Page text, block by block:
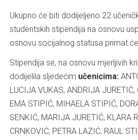
Ukupno će biti dodijeljeno 22
studentskih stipendija na osnovu
osnovu socijalnog statusa primat
Stipendija se, na osnovu mjerljivih
dodijelila sljedećim učenicima:
LUCIJA VUKAS, ANDRIJA JURETIĆ,
EMA STIPIĆ, MIHAELA STIPIĆ,
SENKIĆ, MARIJA JURETIĆ, KLARA
CRNKOVIĆ, PETRA LAZIĆ, RAUL